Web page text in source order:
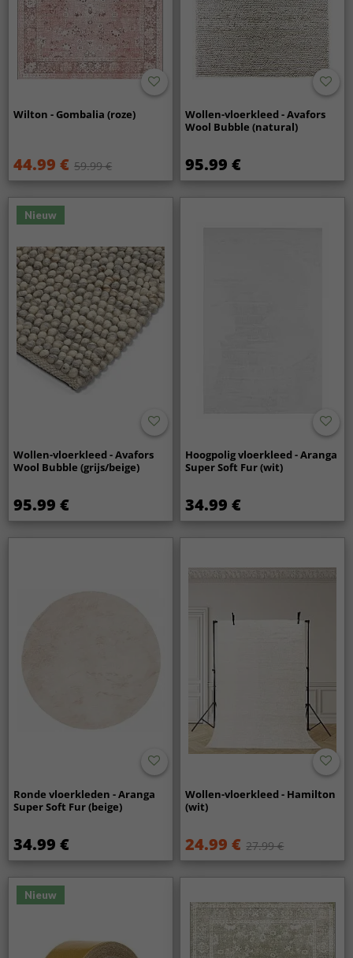
Wilton - Gombalia (roze)
44.99 € 59.99 €
Wollen-vloerkleed - Avafors
Wool Bubble (natural)
95.99 €
Nieuw
Wollen-vloerkleed - Avafors
Wool Bubble (grijs/beige)
95.99 €
Hoogpolig vloerkleed - Aranga
Super Soft Fur (wit)
34.99 €
Ronde vloerkleden - Aranga
Super Soft Fur (beige)
34.99 €
Wollen-vloerkleed - Hamilton
(wit)
24.99 € 27.99 €
Nieuw